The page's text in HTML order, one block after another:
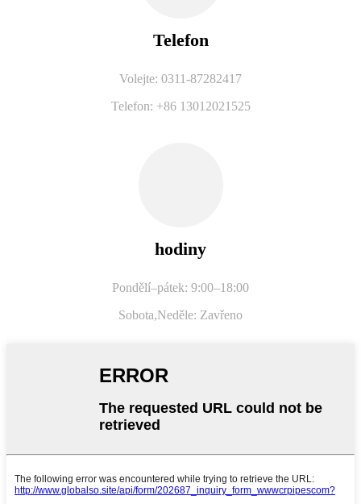
Telefon
Volejte: 0311-87282417
Telefon: +86 13012021525
hodiny
Pondělí–pátek: 9:00–18:00
Sobota,Neděle: Zavřeno